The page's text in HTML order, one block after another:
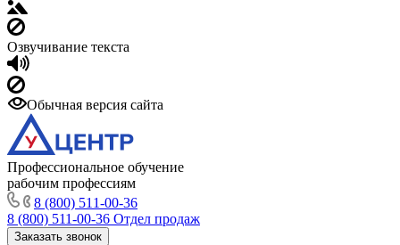
Озвучивание текста
Обычная версия сайта
Профессиональное обучение
рабочим профессиям
8 (800) 511-00-36
8 (800) 511-00-36 Отдел продаж
Заказать звонок